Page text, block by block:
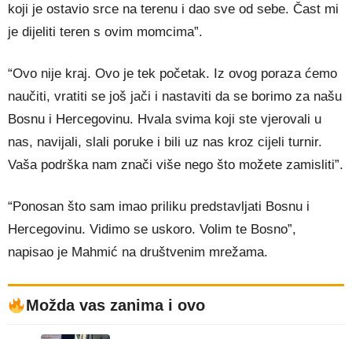
koji je ostavio srce na terenu i dao sve od sebe. Čast mi
je dijeliti teren s ovim momcima”.
“Ovo nije kraj. Ovo je tek početak. Iz ovog poraza ćemo
naučiti, vratiti se još jači i nastaviti da se borimo za našu
Bosnu i Hercegovinu. Hvala svima koji ste vjerovali u
nas, navijali, slali poruke i bili uz nas kroz cijeli turnir.
Vaša podrška nam znači više nego što možete zamisliti”.
“Ponosan što sam imao priliku predstavljati Bosnu i
Hercegovinu. Vidimo se uskoro. Volim te Bosno”,
napisao je Mahmić na društvenim mrežama.
Možda vas zanima i ovo